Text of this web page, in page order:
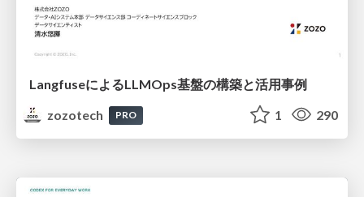
LangfuseによるLLMOps基盤の構築と活用事例
zozotech
PRO 1 290